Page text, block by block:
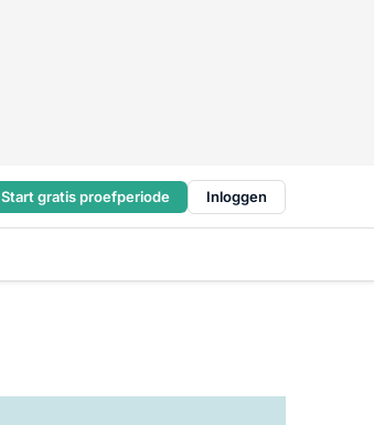
Start gratis proefperiode Inloggen